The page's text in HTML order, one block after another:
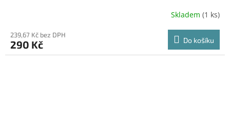
Skladem (1 ks)
239,67 Kč bez DPH
290 Kč Do košíku